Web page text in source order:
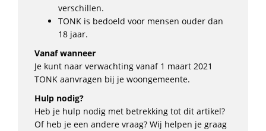
verschillen.
TONK is bedoeld voor mensen ouder dan
18 jaar.
Vanaf wanneer
Je kunt naar verwachting vanaf 1 maart 2021
TONK aanvragen bij je woongemeente.
Hulp nodig?
Heb je hulp nodig met betrekking tot dit artikel?
Of heb je een andere vraag? Wij helpen je graag